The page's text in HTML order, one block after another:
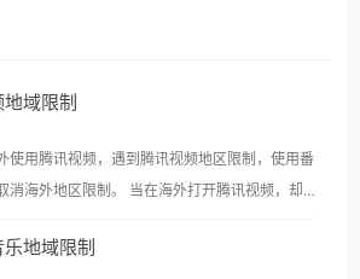
域限制
使用腾讯视频，遇到腾讯视频地区限制，使用番
外地区限制。 当在海外打开腾讯视频，却突
澳门、台湾、美国、加拿地域限制